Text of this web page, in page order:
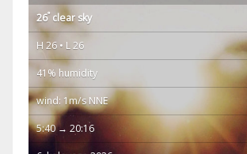
26° clear sky
H 26 • L 26
41% humidity
wind: 1m/s NNE
5:40 → 20:16